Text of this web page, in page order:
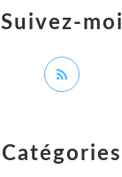
Catégories
Suivez-moi